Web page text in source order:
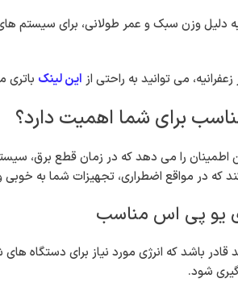
دلیل وزن سبک و عمر طولانی، برای سیستم
می توانید به راحتی از این لینک باتری
برای شما اهمیت دارد؟
را می دهد که در زمان قطع برق،
در مواقع اضطراری، تجهیزات شما به خوبی
یو پی اس مناسب
قادر باشد که انرژی مورد نیاز برای دستگاه
شود.